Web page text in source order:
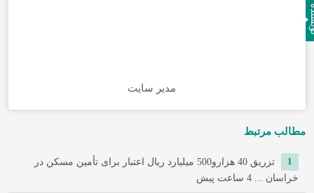
مدیر سایت
مطالب مرتبط
1
تزریق 40 هزارو500 میلیارد ریال اعتبار برای تأمین مسکن در
خراسان ... 4 ساعت پیش